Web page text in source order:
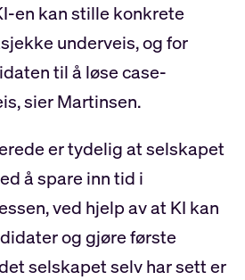
en kan stille konkrete
underveis, og for
til å løse case-
sier Martinsen.
er tydelig at selskapet
å spare inn tid i
ved hjelp av at KI kan
og gjøre første
selskapet selv har sett er